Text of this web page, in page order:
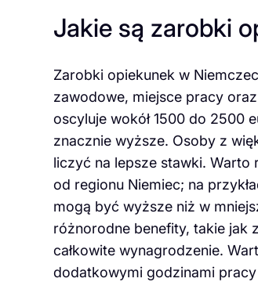
Jakie są zarobki
Zarobki opiekunek w
zawodowe, miejsce pracy
oscyluje wokół 1500 do 2500
znacznie wyższe. Osoby z
liczyć na lepsze stawki.
od regionu Niemiec; na
mogą być wyższe niż w
różnorodne benefity, takie jak
całkowite wynagrodzenie.
dodatkowymi godzinami